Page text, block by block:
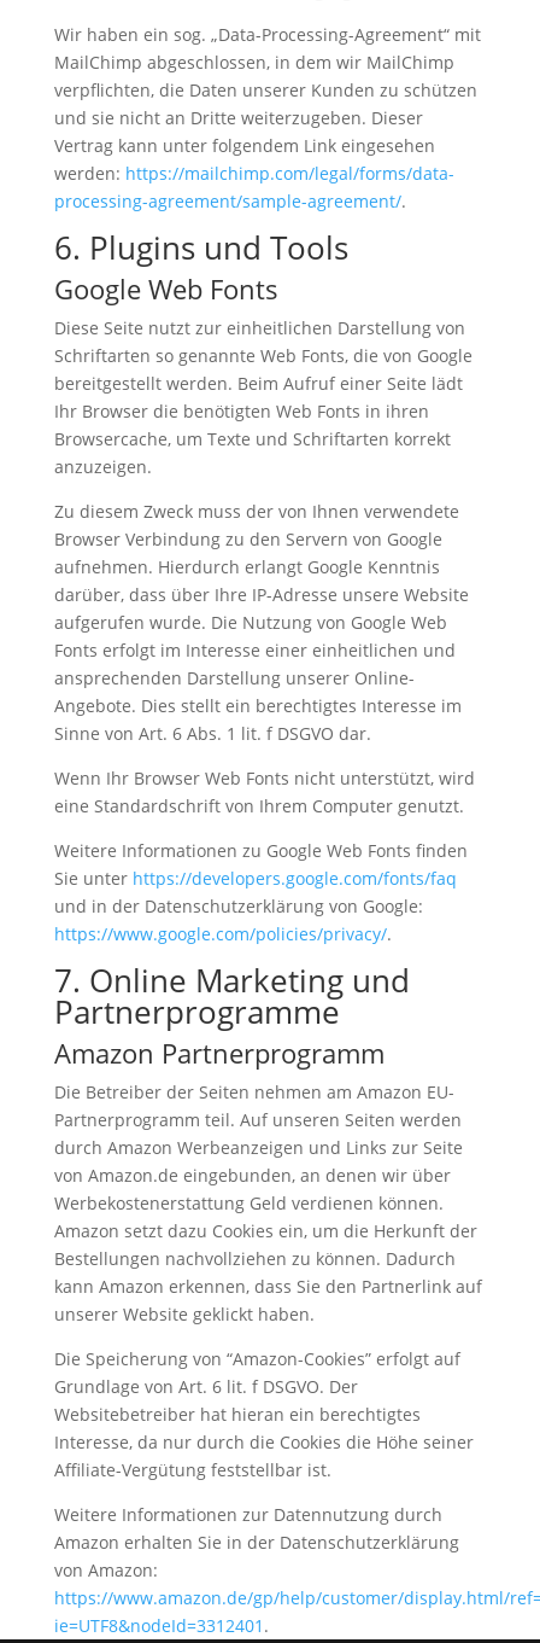
Wir haben ein sog. „Data-Processing-Agreement“ mit
MailChimp abgeschlossen, in dem wir MailChimp
verpflichten, die Daten unserer Kunden zu schützen
und sie nicht an Dritte weiterzugeben. Dieser
Vertrag kann unter folgendem Link eingesehen
werden: https://mailchimp.com/legal/forms/data-
processing-agreement/sample-agreement/.
6. Plugins und Tools
Google Web Fonts
Diese Seite nutzt zur einheitlichen Darstellung von
Schriftarten so genannte Web Fonts, die von Google
bereitgestellt werden. Beim Aufruf einer Seite lädt
Ihr Browser die benötigten Web Fonts in ihren
Browsercache, um Texte und Schriftarten korrekt
anzuzeigen.
Zu diesem Zweck muss der von Ihnen verwendete
Browser Verbindung zu den Servern von Google
aufnehmen. Hierdurch erlangt Google Kenntnis
darüber, dass über Ihre IP-Adresse unsere Website
aufgerufen wurde. Die Nutzung von Google Web
Fonts erfolgt im Interesse einer einheitlichen und
ansprechenden Darstellung unserer Online-
Angebote. Dies stellt ein berechtigtes Interesse im
Sinne von Art. 6 Abs. 1 lit. f DSGVO dar.
Wenn Ihr Browser Web Fonts nicht unterstützt, wird
eine Standardschrift von Ihrem Computer genutzt.
Weitere Informationen zu Google Web Fonts finden
Sie unter https://developers.google.com/fonts/faq
und in der Datenschutzerklärung von Google:
https://www.google.com/policies/privacy/.
7. Online Marketing und
Partnerprogramme
Amazon Partnerprogramm
Die Betreiber der Seiten nehmen am Amazon EU-
Partnerprogramm teil. Auf unseren Seiten werden
durch Amazon Werbeanzeigen und Links zur Seite
von Amazon.de eingebunden, an denen wir über
Werbekostenerstattung Geld verdienen können.
Amazon setzt dazu Cookies ein, um die Herkunft der
Bestellungen nachvollziehen zu können. Dadurch
kann Amazon erkennen, dass Sie den Partnerlink auf
unserer Website geklickt haben.
Die Speicherung von “Amazon-Cookies” erfolgt auf
Grundlage von Art. 6 lit. f DSGVO. Der
Websitebetreiber hat hieran ein berechtigtes
Interesse, da nur durch die Cookies die Höhe seiner
Affiliate-Vergütung feststellbar ist.
Weitere Informationen zur Datennutzung durch
Amazon erhalten Sie in der Datenschutzerklärung
von Amazon:
https://www.amazon.de/gp/help/customer/display.html/
ie=UTF8&nodeId=3312401 .